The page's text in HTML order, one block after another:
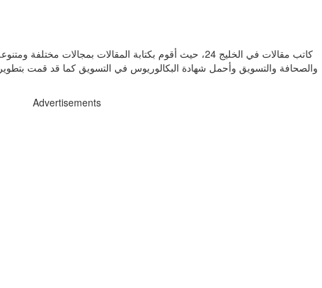
كاتب مقالات في الخليج 24، حيث أقوم بكتابة المقالات
والصحافة والتسويق وأحمل شهادة البكالوريوس في التسويق كما قد قمت
Advertisements